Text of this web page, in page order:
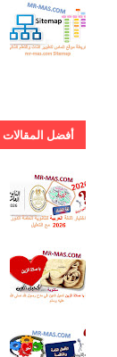
.خريطة الموقع
mr-mas
sitemap
أفضل المقالات
. إجابة امتحان
اللغة العربية
للشهادة
الثانوية 2026
دور أول
.كلمات أنشودة
يا صلاة الزين
كحيل العين
.أفضل وأبسط
شرح لدرس